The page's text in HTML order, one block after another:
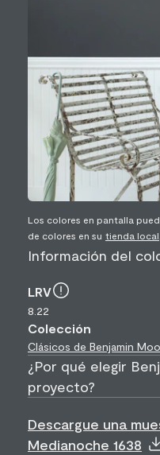
Los colores en pantalla
de colores en su tienda local
Información del
LRV
8.22
Colección
Clásicos de Benjamin
¿Por qué elegir
proyecto?
Descargue una
Medianoche 1638